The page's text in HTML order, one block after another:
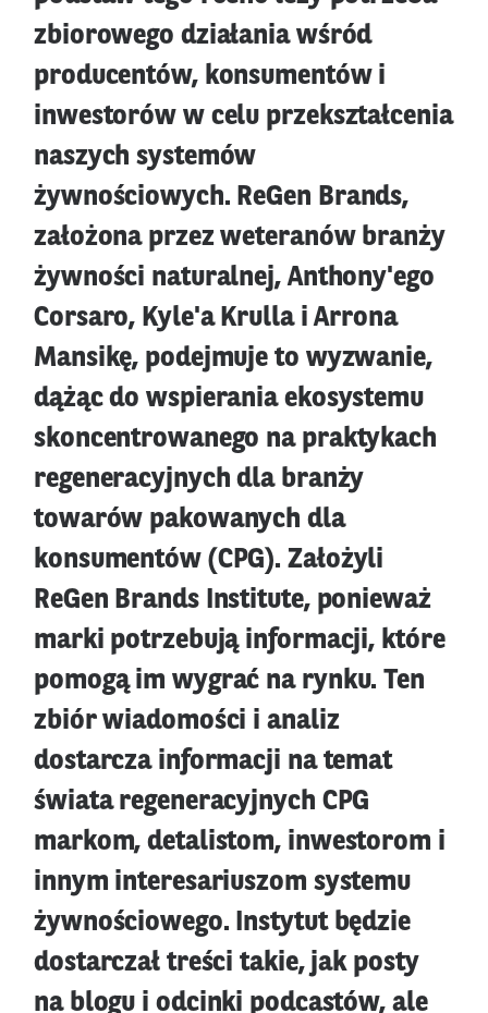
zbiorowego działania wśród
producentów, konsumentów i
inwestorów w celu przekształcenia
naszych systemów
żywnościowych. ReGen Brands,
założona przez weteranów branży
żywności naturalnej, Anthony'ego
Corsaro, Kyle'a Krulla i Arrona
Mansikę, podejmuje to wyzwanie,
dążąc do wspierania ekosystemu
skoncentrowanego na praktykach
regeneracyjnych dla branży
towarów pakowanych dla
konsumentów (CPG). Założyli
ReGen Brands Institute, ponieważ
marki potrzebują informacji, które
pomogą im wygrać na rynku. Ten
zbiór wiadomości i analiz
dostarcza informacji na temat
świata regeneracyjnych CPG
markom, detalistom, inwestorom i
innym interesariuszom systemu
żywnościowego. Instytut będzie
dostarczał treści takie, jak posty
na blogu i odcinki podcastów, ale